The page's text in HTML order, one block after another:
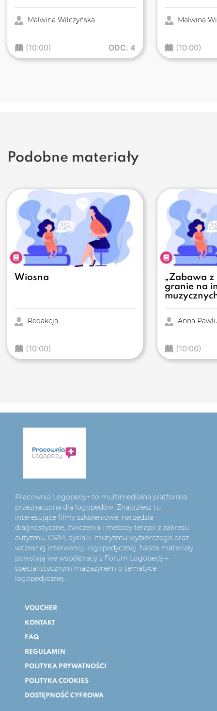
Malwina Wilczyńska
(10:00) ODC. 4
Malwina
(10:00)
Podobne materiały
Wiosna
Redakcja
(10:00)
„Zabawa z
granie na
Anna
(10:00)
Pracownia Logopedy+ to multimedialna platforma
przeznaczona dla logopedów. Znajdziesz tu
interesujące filmy szkoleniowe, narzędzia
diagnostyczne, ćwiczenia i metody terapii z zakresu
autyzmu, ORM, dyslalii, mutyzmu wybiórczego oraz
wczesnej interwencji logopedycznej. Nasze materiały
powstają we współpracy z Forum Logopedy –
specjalistycznym magazynem o tematyce
logopedycznej.
VOUCHER
KONTAKT
FAQ
REGULAMIN
POLITYKA PRYWATNOŚCI
POLITYKA COOKIES
DOSTĘPNOŚĆ CYFROWA